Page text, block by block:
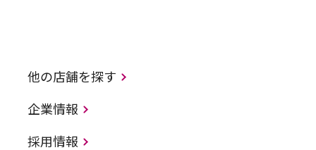
他の店舗を探す
企業情報
採用情報